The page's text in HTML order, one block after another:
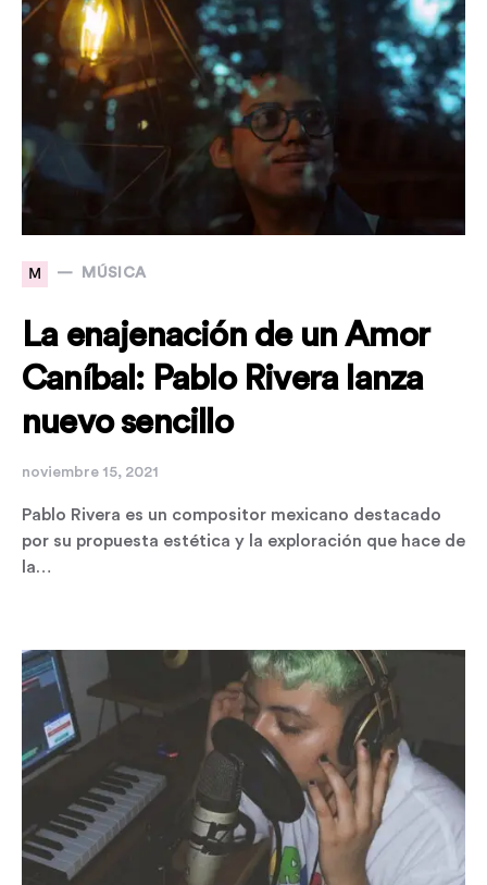
M MÚSICA
La enajenación de un Amor
Caníbal: Pablo Rivera lanza
nuevo sencillo
noviembre 15, 2021
Pablo Rivera es un compositor mexicano destacado
por su propuesta estética y la exploración que hace de
la…